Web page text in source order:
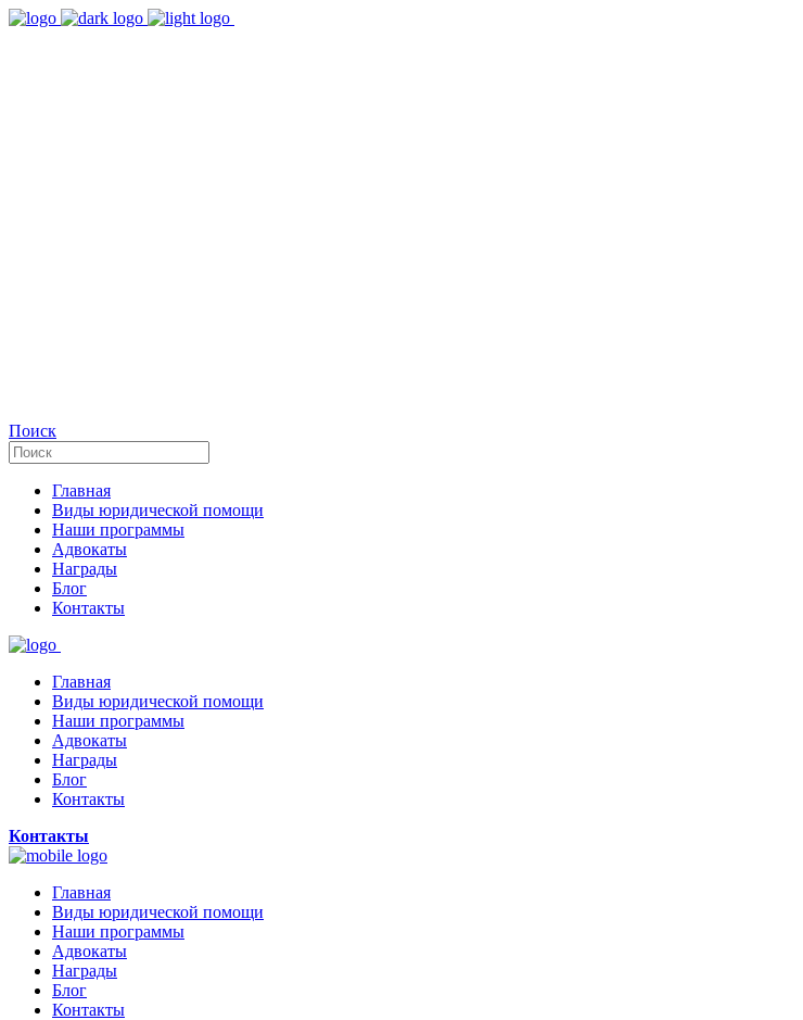
Поиск
Главная
Виды юридической помощи
Наши программы
Адвокаты
Награды
Блог
Контакты
Главная
Виды юридической помощи
Наши программы
Адвокаты
Награды
Блог
Контакты
Контакты
Главная
Виды юридической помощи
Наши программы
Адвокаты
Награды
Блог
Контакты